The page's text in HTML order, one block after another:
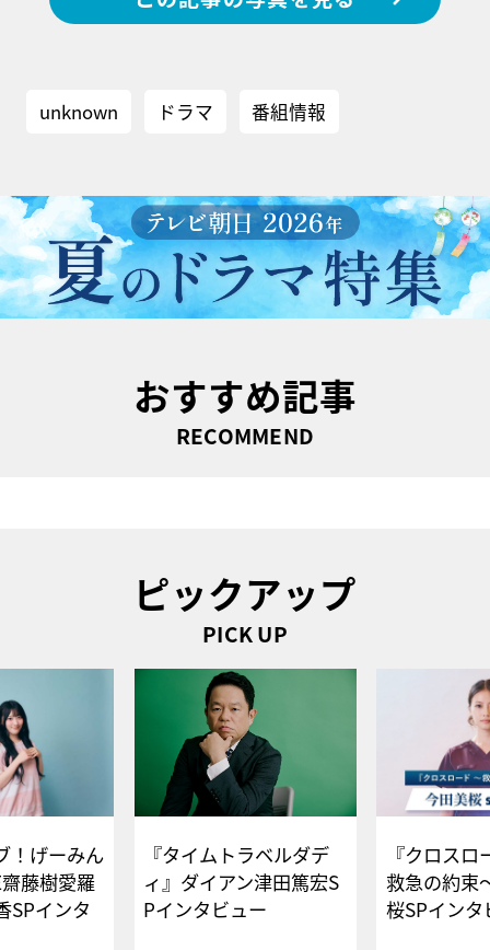
unknown ドラマ 番組情報
おすすめ記事
RECOMMEND
ピックアップ
PICK UP
！げーみん
藤樹愛羅
SPインタ
『タイムトラベルダデ
ィ』ダイアン津田篤宏S
Pインタビュー
『クロス
救急の約束
桜SPイ